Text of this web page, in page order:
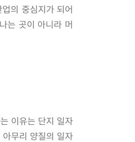
의 중심지가 되어
는 곳이 아니라 머
이유는 단지 일자
무리 양질의 일자